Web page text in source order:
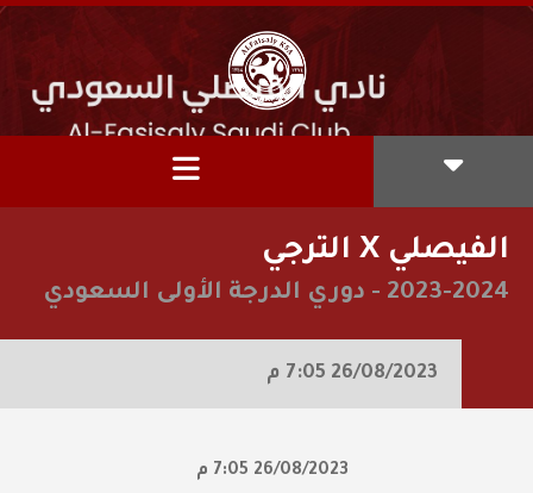
الفيصلي X الترجي
2023-2024
- دوري الدرجة الأولى السعودي
26/08/2023
26/08/2023